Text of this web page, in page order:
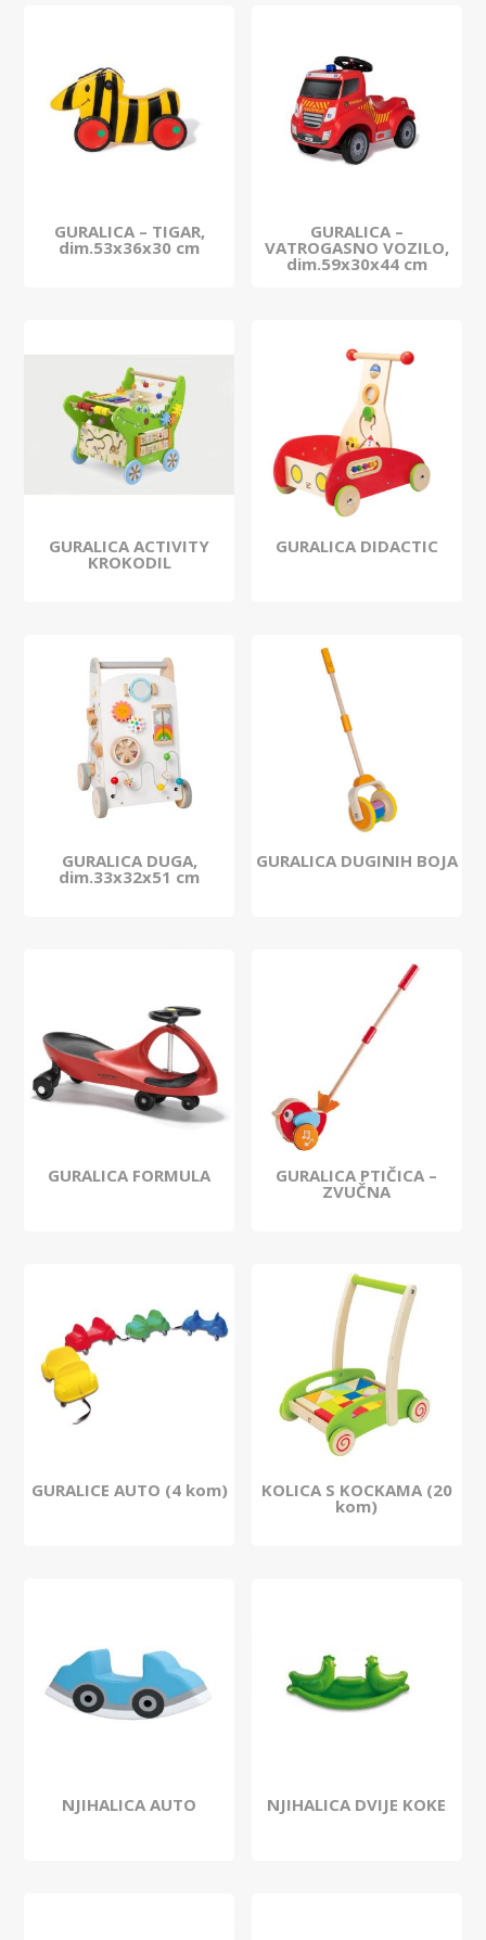
GURALICA – TIGAR,
dim.53x36x30 cm
GURALICA –
VATROGASNO VOZILO,
dim.59x30x44 cm
GURALICA ACTIVITY
KROKODIL
GURALICA DIDACTIC
GURALICA DUGA,
dim.33x32x51 cm
GURALICA DUGINIH BOJA
GURALICA FORMULA GURALICA PTIČICA –
ZVUČNA
GURALICE AUTO (4 kom) KOLICA S KOCKAMA (20
kom)
NJIHALICA AUTO NJIHALICA DVIJE KOKE